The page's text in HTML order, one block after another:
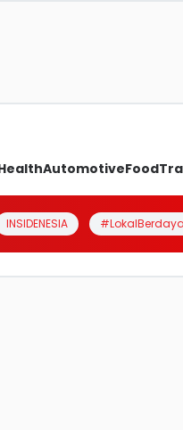
AutomotiveFood
INSIDENESIA #LokalBerdaya